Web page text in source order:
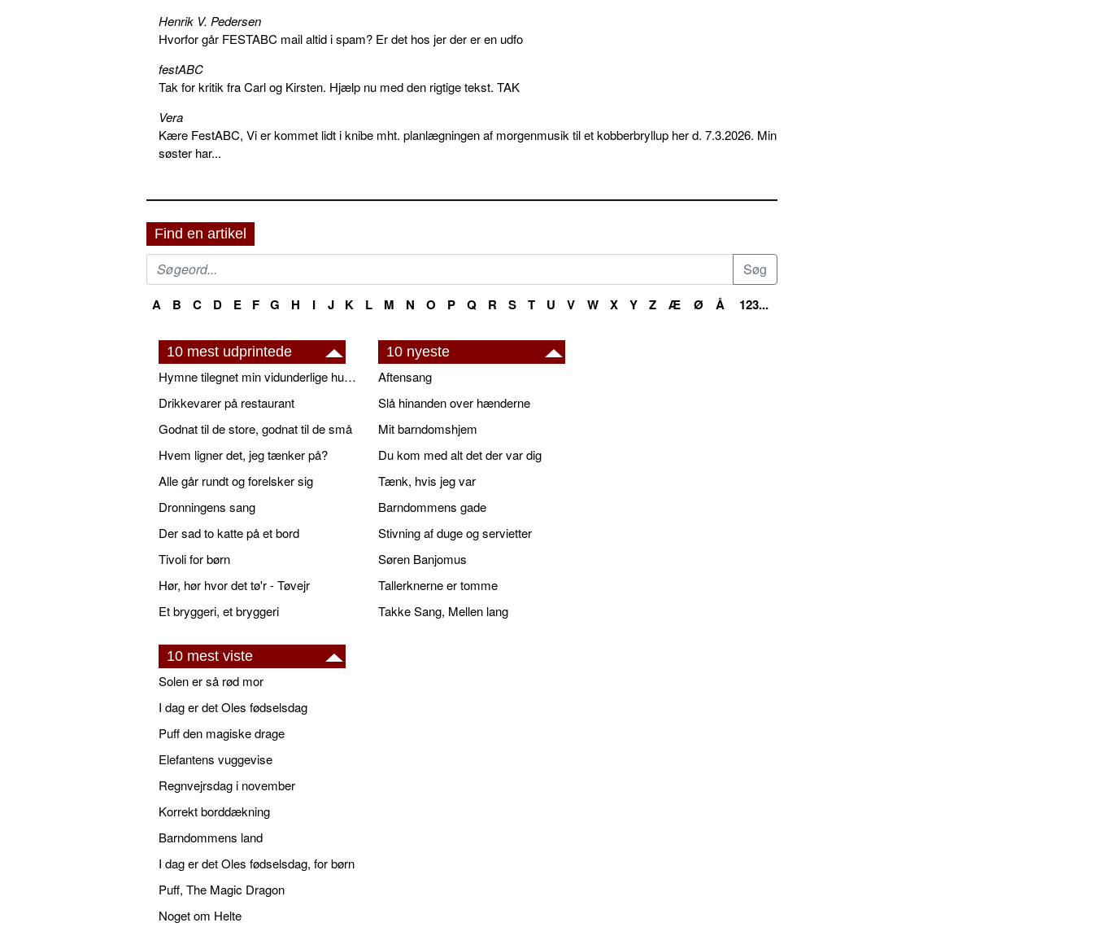
Henrik V. Pedersen
Hvorfor går FESTABC mail altid i spam? Er det hos jer der er en udfo
festABC
Tak for kritik fra Carl og Kirsten. Hjælp nu med den rigtige tekst. TAK
Vera
Kære FestABC, Vi er kommet lidt i knibe mht. planlægningen af morgenmusik til et kobberbryllup her d. 7.3.2026. Min
søster har...
Find en artikel
A B C D E F G H I J K L M N O P Q R S T U V W X Y Z Æ Ø Å 123...
10 mest udprintede
Hymne tilegnet min vidunderlige husbond
Drikkevarer på restaurant
Godnat til de store, godnat til de små
Hvem ligner det, jeg tænker på?
Alle går rundt og forelsker sig
Dronningens sang
Der sad to katte på et bord
Tivoli for børn
Hør, hør hvor det tø'r - Tøvejr
Et bryggeri, et bryggeri
10 nyeste
Aftensang
Slå hinanden over hænderne
Mit barndomshjem
Du kom med alt det der var dig
Tænk, hvis jeg var
Barndommens gade
Stivning af duge og servietter
Søren Banjomus
Tallerknerne er tomme
Takke Sang, Mellen lang
10 mest viste
Solen er så rød mor
I dag er det Oles fødselsdag
Puff den magiske drage
Elefantens vuggevise
Regnvejrsdag i november
Korrekt borddækning
Barndommens land
I dag er det Oles fødselsdag, for børn
Puff, The Magic Dragon
Noget om Helte